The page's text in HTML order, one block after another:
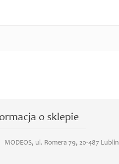
o sklepie
MODEOS, ul. Romera 79, 20-487 Lublin